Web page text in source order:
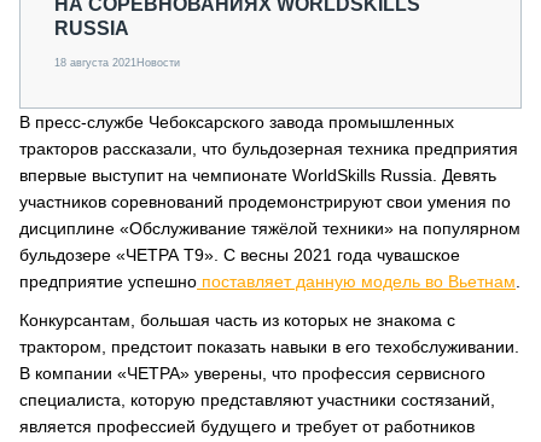
НА СОРЕВНОВАНИЯХ WORLDSKILLS
RUSSIA
18 августа 2021Новости
В пресс-службе Чебоксарского завода промышленных
тракторов рассказали, что бульдозерная техника предприятия
впервые выступит на чемпионате WorldSkills Russia. Девять
участников соревнований продемонстрируют свои умения по
дисциплине «Обслуживание тяжёлой техники» на популярном
бульдозере «ЧЕТРА Т9». С весны 2021 года чувашское
предприятие успешно поставляет данную модель во Вьетнам
Конкурсантам, большая часть из которых не знакома с
трактором, предстоит показать навыки в его техобслуживании.
В компании «ЧЕТРА» уверены, что профессия сервисного
специалиста, которую представляют участники состязаний,
является профессией будущего и требует от работников